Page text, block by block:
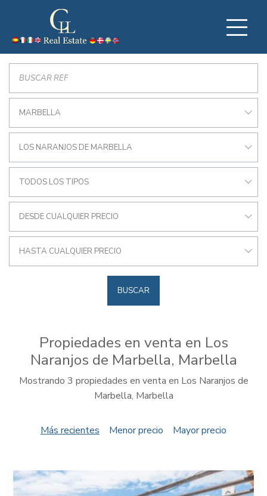
MARBELLA
LOS NARANJOS DE MARBELLA
TODOS LOS TIPOS
DESDE CUALQUIER PRECIO
HASTA CUALQUIER PRECIO
BUSCAR
Propiedades en venta en Los
Naranjos de Marbella, Marbella
Mostrando 3 propiedades en venta en Los Naranjos de
Marbella, Marbella
Más recientes Menor precio Mayor precio